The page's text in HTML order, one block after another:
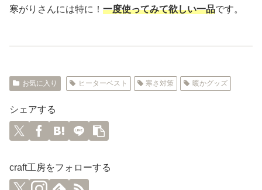
寒がりさんには特に！ 一度使ってみて欲しい一品です。
お気に入り ヒーターベスト 寒さ対策 暖かグッズ
シェアする
craft工房をフォローする